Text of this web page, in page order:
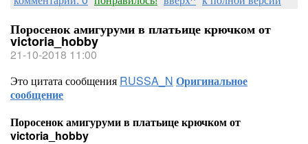
Поросенок амигуруми в платьице крючком от
victoria_hobby
21-10-2018 11:00
Это цитата сообщения RUSSA_N Оригинальное
сообщение
Поросенок амигуруми в платьице крючком от
victoria_hobby